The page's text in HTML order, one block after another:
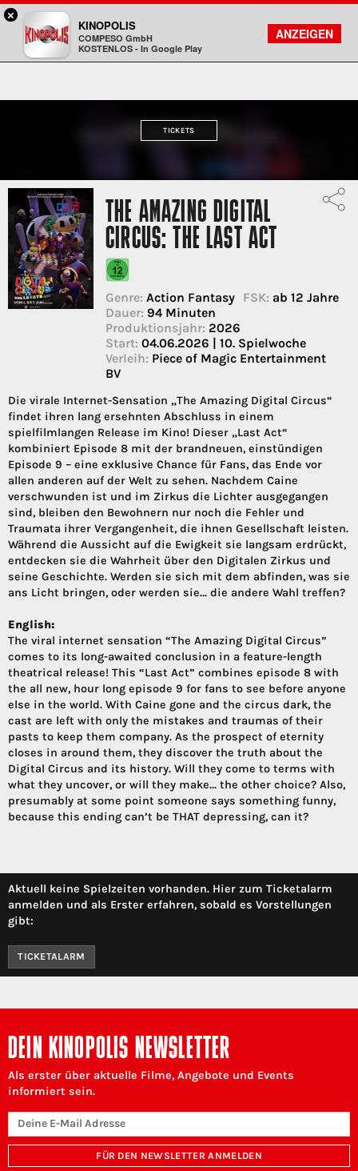
Kinopolis
FILMSUCHE
KONTO
TICKETS
THE AMAZING DIGITAL
CIRCUS: THE LAST ACT
Genre: Action Fantasy FSK: ab 12 Jahre
Dauer: 94 Minuten
Produktionsjahr: 2026
Start: 04.06.2026 | 10. Spielwoche
Verleih: Piece of Magic Entertainment
BV
Die virale Internet-Sensation „The Amazing Digital Circus“
findet ihren lang ersehnten Abschluss in einem
spielfilmlangen Release im Kino! Dieser „Last Act“
kombiniert Episode 8 mit der brandneuen, einstündigen
Episode 9 – eine exklusive Chance für Fans, das Ende vor
allen anderen auf der Welt zu sehen. Nachdem Caine
verschwunden ist und im Zirkus die Lichter ausgegangen
sind, bleiben den Bewohnern nur noch die Fehler und
Traumata ihrer Vergangenheit, die ihnen Gesellschaft leisten.
Während die Aussicht auf die Ewigkeit sie langsam erdrückt,
entdecken sie die Wahrheit über den Digitalen Zirkus und
seine Geschichte. Werden sie sich mit dem abfinden, was sie
ans Licht bringen, oder werden sie… die andere Wahl treffen?
English:
The viral internet sensation “The Amazing Digital Circus”
comes to its long-awaited conclusion in a feature-length
theatrical release! This “Last Act” combines episode 8 with
the all new, hour long episode 9 for fans to see before anyone
else in the world. With Caine gone and the circus dark, the
cast are left with only the mistakes and traumas of their
pasts to keep them company. As the prospect of eternity
closes in around them, they discover the truth about the
Digital Circus and its history. Will they come to terms with
what they uncover, or will they make… the other choice? Also,
presumably at some point someone says something funny,
because this ending can’t be THAT depressing, can it?
Aktuell keine Spielzeiten vorhanden. Hier zum Ticketalarm
anmelden und als Erster erfahren, sobald es Vorstellungen
gibt:
TICKETALARM
DEIN KINOPOLIS NEWSLETTER
Als erster über aktuelle Filme, Angebote und Events
informiert sein.
FÜR DEN NEWSLETTER ANMELDEN
×
KINOPOLIS
COMPESO GmbH
KOSTENLOS - In Google Play
ANZEIGEN